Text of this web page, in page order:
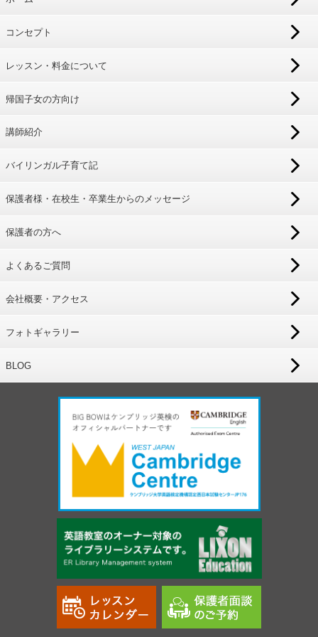
コンセプト
レッスン・料金について
帰国子女の方向け
講師紹介
バイリンガル子育て記
保護者様・在校生・卒業生からのメッセージ
保護者の方へ
よくあるご質問
会社概要・アクセス
フォトギャラリー
BLOG